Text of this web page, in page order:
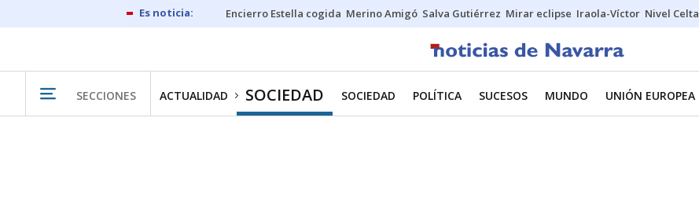
Encierro Estella cogida Merino Amigó Salva Gutiérrez Mirar eclipse Iraola-Víctor Nivel Celta
SECCIONES ACTUALIDAD SOCIEDAD SOCIEDAD POLÍTICA SUCESOS MUNDO UNIÓN EUROPEA